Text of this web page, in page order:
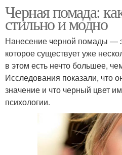
Черная помада:
стильно и модно
Нанесение черной помады —
которое существует уже
в этом есть нечто большее,
Исследования показали, что
значение и что черный цвет
психологии.